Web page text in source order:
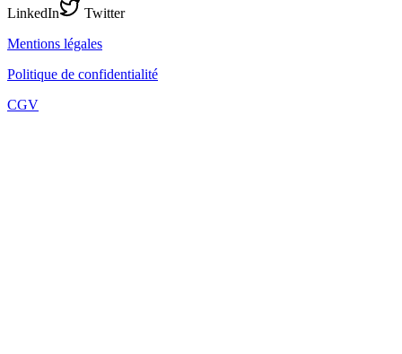
LinkedIn
Twitter
Mentions légales
Politique de confidentialité
CGV